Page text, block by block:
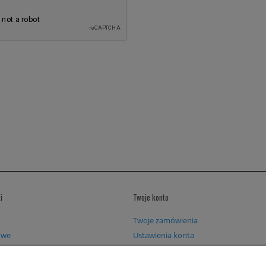
Twoje konto
Twoje zamówienia
Ustawienia konta